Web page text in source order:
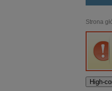
Strona
High-